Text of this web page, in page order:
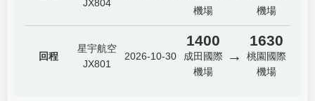
JX804
機場
機場
回程
星宇航空
JX801
2026-10-30
1400
成田國際
機場
→
1630
桃園國際
機場